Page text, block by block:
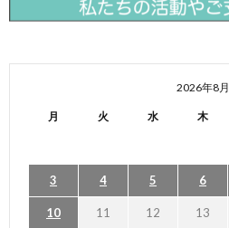
2026年8月
月 火 水 木
3 4 5 6
10 11 12 13